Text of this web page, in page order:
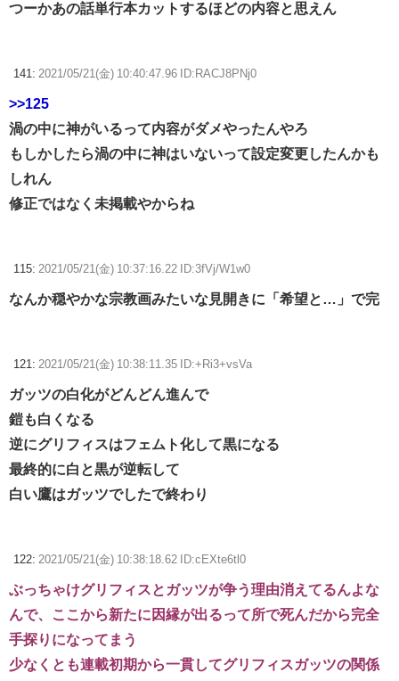
つーかあの話単行本カットするほどの内容と思えん
141: 2021/05/21(金) 10:40:47.96 ID:RACJ8PNj0
>>125
渦の中に神がいるって内容がダメやったんやろ
もしかしたら渦の中に神はいないって設定変更したんかも
しれん
修正ではなく未掲載やからね
115: 2021/05/21(金) 10:37:16.22 ID:3fVj/W1w0
なんか穏やかな宗教画みたいな見開きに「希望と…」で完
121: 2021/05/21(金) 10:38:11.35 ID:+Ri3+vsVa
ガッツの白化がどんどん進んで
鎧も白くなる
逆にグリフィスはフェムト化して黒になる
最終的に白と黒が逆転して
白い鷹はガッツでしたで終わり
122: 2021/05/21(金) 10:38:18.62 ID:cEXte6tl0
ぶっちゃけグリフィスとガッツが争う理由消えてるんよな
んで、ここから新たに因縁が出るって所で死んだから完全
手探りになってまう
少なくとも連載初期から一貫してグリフィスガッツの関係